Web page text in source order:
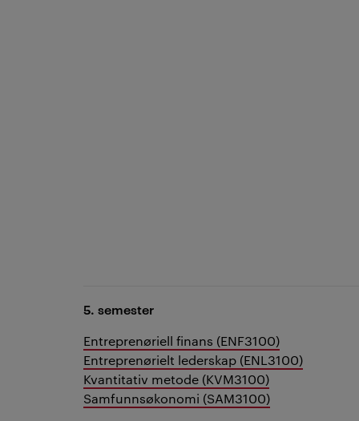
5. semester
Entreprenøriell finans (ENF3100)
Entreprenørielt lederskap (ENL3100)
Kvantitativ metode (KVM3100)
Samfunnsøkonomi (SAM3100)